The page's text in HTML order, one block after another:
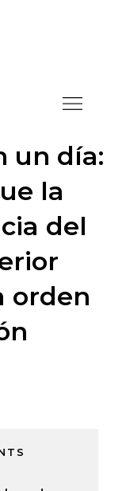
un día:
la
del
orden